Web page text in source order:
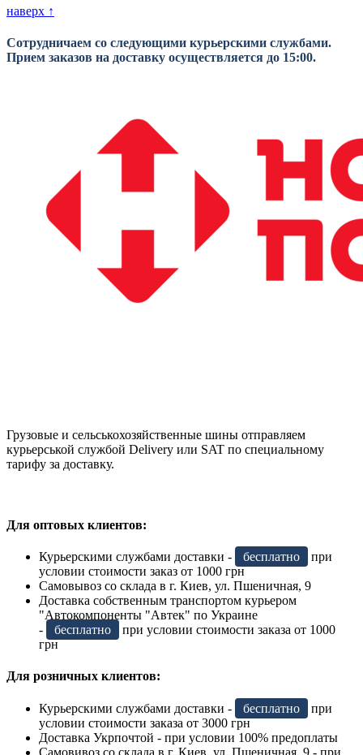
наверх ↑
Сотрудничаем со следующими курьерскими службами.
Прием заказов на доставку осуществляется до 15:00.
Грузовые и сельськохозяйственные шины отправляем
курьерськой службой Delivery или SAT по специальному
тарифу за доставку.
Для оптовых клиентов:
Курьерскими службами доставки - бесплатно
при
условии стоимости заказ от 1000 грн
Самовывоз со склада в г. Киев, ул. Пшеничная, 9
Доставка собственным транспортом курьером
"Автокомпоненты "Автек" по Украине
-
бесплатно
при условии стоимости заказа от 1000
грн
Для розничных клиентов:
Курьерскими службами доставки - бесплатно
при
условии стоимости заказа от 3000 грн
Доставка Укрпочтой - при условии 100% предоплаты
Самовивоз со склада в г. Киев, ул. Пшеничная, 9 - при